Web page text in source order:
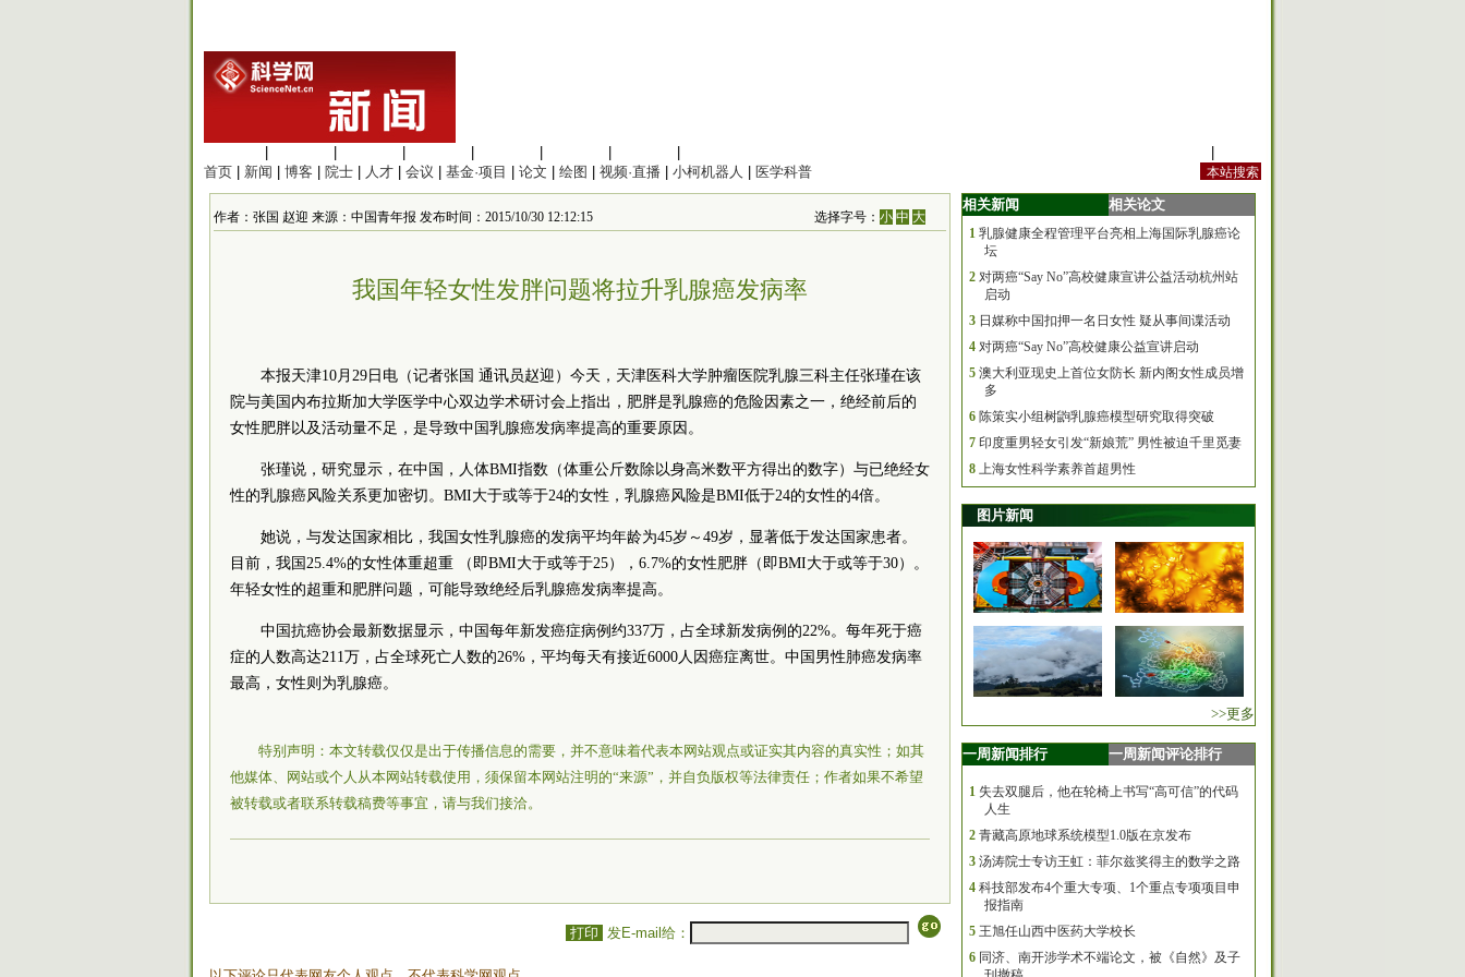
首页
新闻 博客 院士 人才 会议 基金·项目 论文 绘图 视频·直播 小柯机器人 医学科普
作者：张国 赵迎 来源：中国青年报 发布时间：2015/10/30 12:12:15 选择字号：小 中 大
我国年轻女性发胖问题将拉升乳腺癌发病率
本报天津10月29日电（记者张国 通讯员赵迎）今天，天津医科大学肿瘤医院乳腺三科主任张瑾在该
院与美国内布拉斯加大学医学中心双边学术研讨会上指出，肥胖是乳腺癌的危险因素之一，绝经前后的
女性肥胖以及活动量不足，是导致中国乳腺癌发病率提高的重要原因。
张瑾说，研究显示，在中国，人体BMI指数（体重公斤数除以身高米数平方得出的数字）与已绝经女
性的乳腺癌风险关系更加密切。BMI大于或等于24的女性，乳腺癌风险是BMI低于24的女性的4倍。
她说，与发达国家相比，我国女性乳腺癌的发病平均年龄为45岁～49岁，显著低于发达国家患者。
目前，我国25.4%的女性体重超重 （即BMI大于或等于25），6.7%的女性肥胖（即BMI大于或等于30）。
年轻女性的超重和肥胖问题，可能导致绝经后乳腺癌发病率提高。
中国抗癌协会最新数据显示，中国每年新发癌症病例约337万，占全球新发病例的22%。每年死于癌
症的人数高达211万，占全球死亡人数的26%，平均每天有接近6000人因癌症离世。中国男性肺癌发病率
最高，女性则为乳腺癌。
特别声明：本文转载仅仅是出于传播信息的需要，并不意味着代表本网站观点或证实其内容的真实性；如其
他媒体、网站或个人从本网站转载使用，须保留本网站注明的“来源”，并自负版权等法律责任；作者如果不希望
被转载或者联系转载稿费等事宜，请与我们接洽。
打印 发E-mail给：
相关新闻 相关论文
1 乳腺健康全程管理平台亮相上海国际乳腺癌论
坛
2 对两癌“Say No”高校健康宣讲公益活动杭州站
启动
3 日媒称中国扣押一名日女性 疑从事间谍活动
4 对两癌“Say No”高校健康公益宣讲启动
5 澳大利亚现史上首位女防长 新内阁女性成员增
多
6 陈策实小组树鼩乳腺癌模型研究取得突破
7 印度重男轻女引发“新娘荒” 男性被迫千里觅妻
8 上海女性科学素养首超男性
图片新闻
>>更多
一周新闻排行 一周新闻评论排行
1 失去双腿后，他在轮椅上书写“高可信”的代码
人生
2 青藏高原地球系统模型1.0版在京发布
3 汤涛院士专访王虹：菲尔兹奖得主的数学之路
4 科技部发布4个重大专项、1个重点专项项目申
报指南
5 王旭任山西中医药大学校长
6 同济、南开涉学术不端论文，被《自然》及子